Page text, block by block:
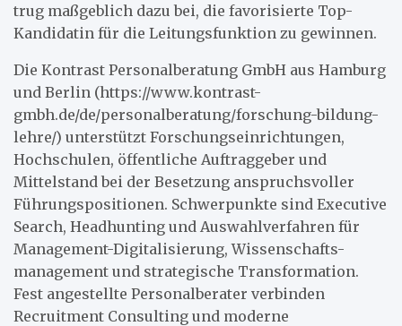
trug maßgeblich dazu bei, die favorisierte Top-
Kandidatin für die Leitungsfunktion zu gewinnen.
Die Kontrast Personalberatung GmbH aus Hamburg
und Berlin (https://www.kontrast-
gmbh.de/de/personalberatung/forschung-bildung-
lehre/) unterstützt Forschungseinrichtungen,
Hochschulen, öffentliche Auftraggeber und
Mittelstand bei der Besetzung anspruchsvoller
Führungspositionen. Schwerpunkte sind Executive
Search, Headhunting und Auswahlverfahren für
Management-Digitalisierung, Wissenschafts-
management und strategische Transformation.
Fest angestellte Personalberater verbinden
Recruitment Consulting und moderne